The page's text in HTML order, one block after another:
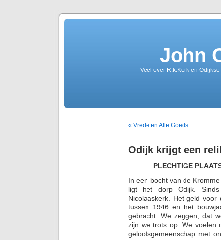
John
Veel over R.k.Kerk en
« Vrede en Alle Goeds
Odijk krijgt een
PLECHTIGE
In een bocht van de
ligt het dorp Odijk.
Nicolaaskerk. Het geld
tussen 1946 en het
gebracht. We zeggen, dat
zijn we trots op. We voelen
geloofsgemeenschap met